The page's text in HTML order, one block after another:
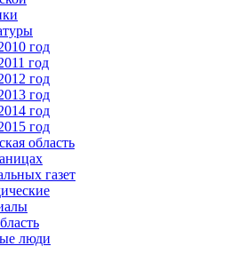
год
год
год
год
год
год
область
газет